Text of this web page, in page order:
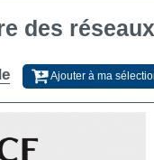
des réseaux
Ajouter à ma